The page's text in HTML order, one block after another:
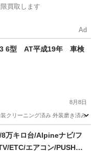
買取します
Ad
6型 AT平成19年 車検
8月8日
クリーニング済み 外装磨き済み
8万キロ台/Alpineナビ/フ
ETC/エアコン/PUSHス